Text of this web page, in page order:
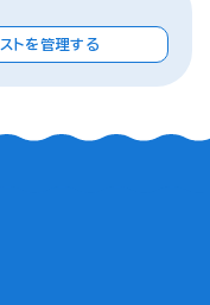
トを管理する